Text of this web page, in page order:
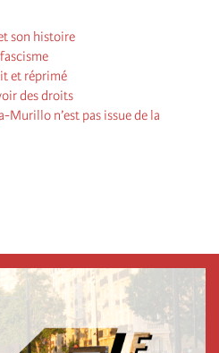
son histoire
et réprimé
des droits
n’est pas issue de la